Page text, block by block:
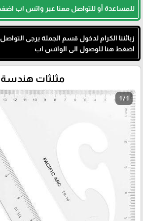
للمساعدة أو للتواصل معنا عبر واتس اب
زبائننا الكرام لدخول قسم الجملة يرجى
اضغط هنا للوصول الى الواتس اب
مثلثات هندسة
1 / 1